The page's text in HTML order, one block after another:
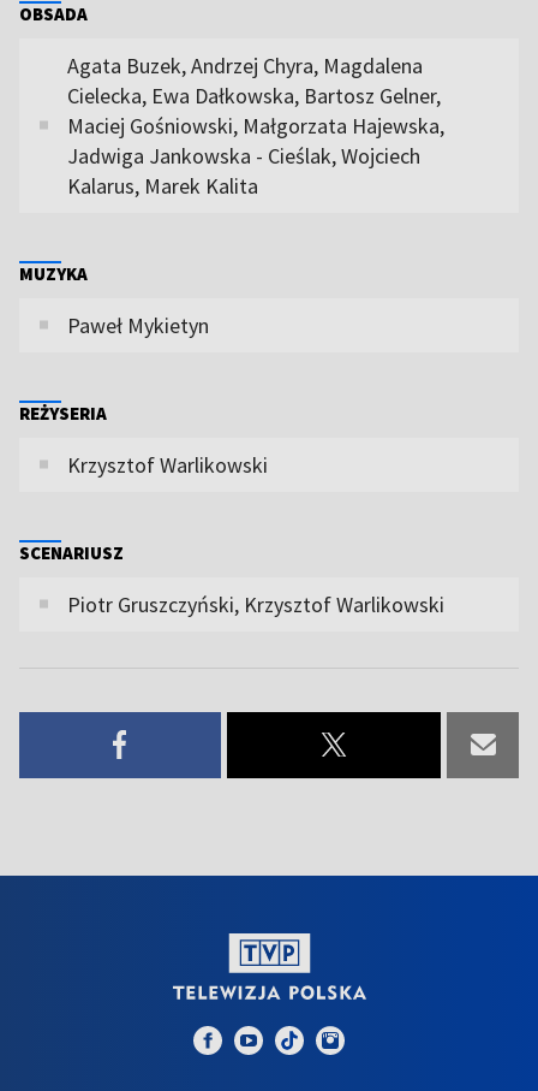
OBSADA
Agata Buzek, Andrzej Chyra, Magdalena
Cielecka, Ewa Dałkowska, Bartosz Gelner,
Maciej Gośniowski, Małgorzata Hajewska,
Jadwiga Jankowska - Cieślak, Wojciech
Kalarus, Marek Kalita
MUZYKA
Paweł Mykietyn
REŻYSERIA
Krzysztof Warlikowski
SCENARIUSZ
Piotr Gruszczyński, Krzysztof Warlikowski